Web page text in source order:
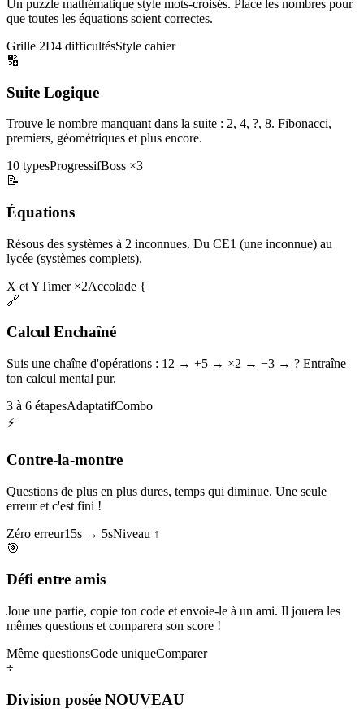
Un puzzle mathématique style mots-croisés. Place les nombres pour
que toutes les équations soient correctes.
Grille 2D4 difficultésStyle cahier
🔢
Suite Logique
Trouve le nombre manquant dans la suite : 2, 4, ?, 8. Fibonacci,
premiers, géométriques et plus encore.
10 typesProgressifBoss ×3
📝
Équations
Résous des systèmes à 2 inconnues. Du CE1 (une inconnue) au
lycée (systèmes complets).
X et YTimer ×2Accolade {
🔗
Calcul Enchaîné
Suis une chaîne d'opérations : 12 → +5 → ×2 → −3 → ? Entraîne
ton calcul mental pur.
3 à 6 étapesAdaptatifCombo
⚡
Contre-la-montre
Questions de plus en plus dures, temps qui diminue. Une seule
erreur et c'est fini !
Zéro erreur15s → 5sNiveau ↑
🎯
Défi entre amis
Joue une partie, copie ton code et envoie-le à un ami. Il jouera les
mêmes questions et comparera son score !
Même questionsCode uniqueComparer
÷
Division posée NOUVEAU